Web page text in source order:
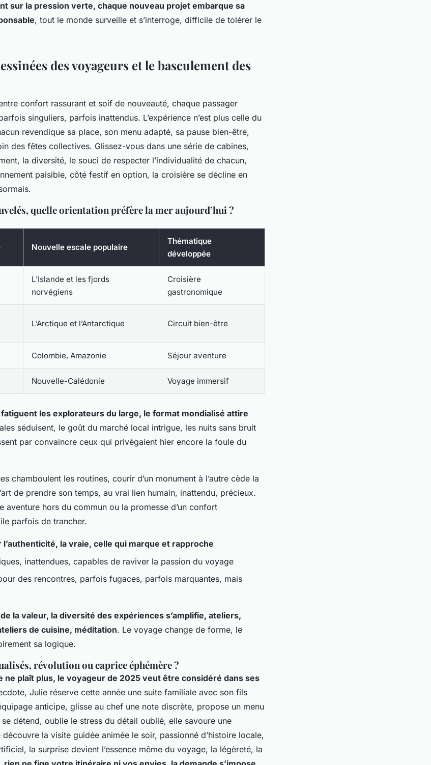
sur la pression verte, chaque nouveau projet embarque sa
, tout le monde surveille et s’interroge, difficile de tolérer le
des voyageurs et le basculement des
confort rassurant et soif de nouveauté, chaque passager
singuliers, parfois inattendus. L’expérience n’est plus celle du
revendique sa place, son menu adapté, sa pause bien-être,
des fêtes collectives. Glissez-vous dans une série de cabines,
la diversité, le souci de respecter l’individualité de chacun,
paisible, côté festif en option, la croisière se décline en
quelle orientation préfère la mer aujourd’hui ?
Nouvelle escale populaire
Thématique
développée
L’Islande et les fjords
norvégiens
Croisière
gastronomique
L’Arctique et l’Antarctique Circuit bien-être
Colombie, Amazonie Séjour aventure
Nouvelle-Calédonie Voyage immersif
les explorateurs du large, le format mondialisé attire
séduisent, le goût du marché local intrigue, les nuits sans bruit
par convaincre ceux qui privégaient hier encore la foule du
chamboulent les routines, courir d’un monument à l’autre cède la
de prendre son temps, au vrai lien humain, inattendu, précieux.
aventure hors du commun ou la promesse d’un confort
parfois de trancher.
la vraie, celle qui marque et rapproche
inattendues, capables de raviver la passion du voyage
des rencontres, parfois fugaces, parfois marquantes, mais
la valeur, la diversité des expériences s’amplifie, ateliers,
de cuisine, méditation. Le voyage change de forme, le
sa logique.
révolution ou caprice éphémère ?
ne plaît plus, le voyageur de 2025 veut être considéré dans ses
Julie réserve cette année une suite familiale avec son fils
anticipe, glisse au chef une note discrète, propose un menu
se détend, oublie le stress du détail oublié, elle savoure une
la visite guidée animée le soir, passionné d’histoire locale,
la surprise devient l’essence même du voyage, la légèreté, la